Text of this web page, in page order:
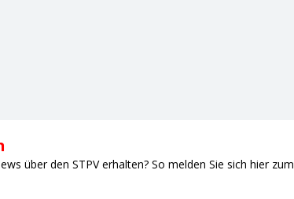
über den STPV erhalten? So melden Sie sich hier zum